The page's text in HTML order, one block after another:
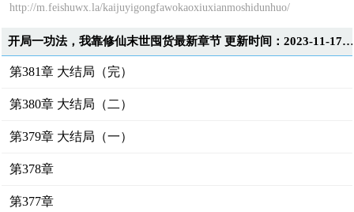
http://m.feishuwx.la/kaijuyigongfawokaoxiuxianmoshidunhuo/
开局一功法，我靠修仙末世囤货最新章节 更新时间：2023-11-17T02:12:00
第381章 大结局（完）
第380章 大结局（二）
第379章 大结局（一）
第378章
第377章